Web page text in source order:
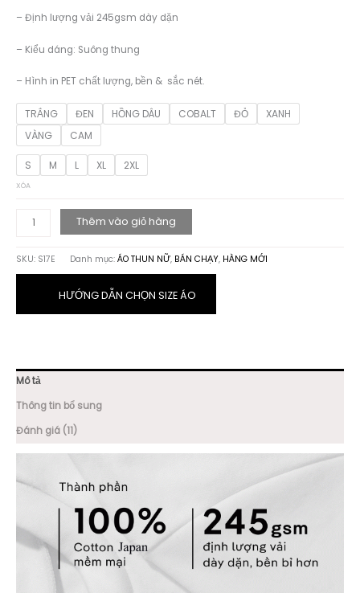
– Định lượng vải 245gsm dày dặn
– Kiểu dáng: Suông thung
– Hình in PET chất lượng, bền & sắc nét.
TRẮNG ĐEN HỒNG DÂU COBALT ĐỎ
XANH
VÀNG
CAM
S M L XL 2XL
XÓA
TIẾT
TRÁI
Thêm vào giỏ hàng
SKU: S17E Danh mục: ÁO THUN NỮ, BÁN CHẠY, HÀNG MỚI
HƯỚNG DẪN CHỌN SIZE ÁO
Mô tả
Thông tin bổ sung
Đánh giá (11)